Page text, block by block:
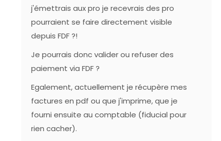
j'émettrais aux pro je recevrais des pro
pourraient se faire directement visible
depuis FDF ?!
Je pourrais donc valider ou refuser des
paiement via FDF ?
Egalement, actuellement je récupère mes
factures en pdf ou que j'imprime, que je
fourni ensuite au comptable (fiducial pour
rien cacher).